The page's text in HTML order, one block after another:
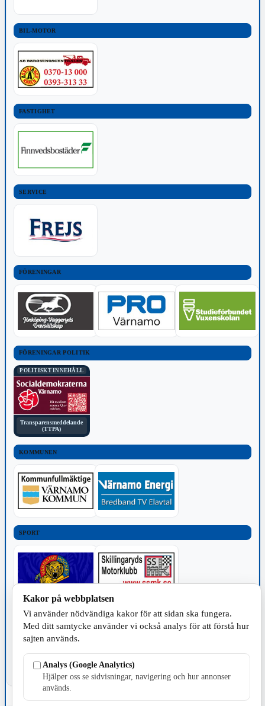
BIL-MOTOR
FASTIGHET
SERVICE
FÖRENINGAR
FÖRENINGAR POLITIK
POLITISKT INNEHÅLL
Transparensmeddelande
(TTPA)
KOMMUNEN
SPORT
TILLVERKNING
Kakor på webbplatsen
Vi använder nödvändiga kakor för att sidan ska fungera.
Med ditt samtycke använder vi också analys för att förstå hur
sajten används.
Analys (Google Analytics)
Hjälper oss se sidvisningar, navigering och hur annonser
används.